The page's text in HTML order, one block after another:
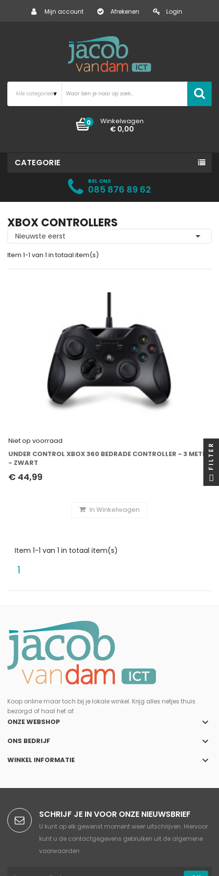
Mijn account Afrekenen Login
Winkelwagen
0
€ 0,00
CATEGORIE
BEL ONS
085 876 89 62
XBOX CONTROLLERS
Nieuwste eerst 
Item 1-1 van 1 in totaal item(s)
Niet op voorraad
UNDER CONTROL XBOX 360 BEDRADE CONTROLLER - 3 METER
- ZWART
€ 44,99
In Winkelwagen
Item 1-1 van 1 in totaal item(s)
1
Koop online maar toch bij je lokale winkel. Krijg alles netjes thuis
bezorgd of haal het af.
ONZE WEBSHOP keyboard_arrow_down
ONS BEDRIJF keyboard_arrow_down
WINKEL INFORMATIE keyboard_arrow_down
SCHRIJF JE IN VOOR ONZE NIEUWSBRIEF
U kunt op elk gewenst moment weer uitschrijven. Hiervoor
kunt u de contactgegevens gebruiken uit de algemene
voorwaarden.
FILTER